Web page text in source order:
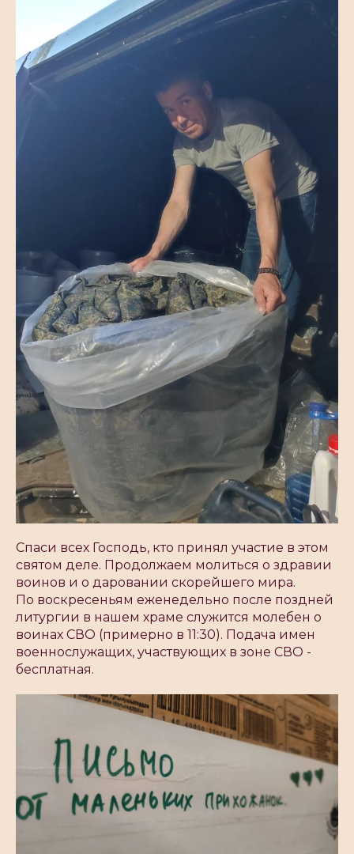
Спаси всех Господь, кто принял участие в этом
святом деле. Продолжаем молиться о здравии
воинов и о даровании скорейшего мира.
По воскресеньям еженедельно после поздней
литургии в нашем храме служится молебен о
воинах СВО (примерно в 11:30). Подача имен
военнослужащих, участвующих в зоне СВО -
бесплатная.